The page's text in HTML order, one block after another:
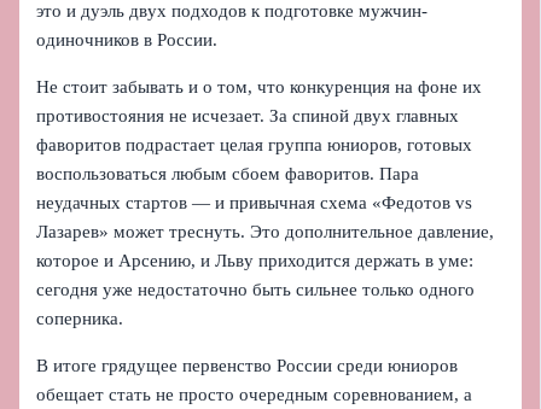
это и дуэль двух подходов к подготовке мужчин-
одиночников в России.
Не стоит забывать и о том, что конкуренция на фоне их
противостояния не исчезает. За спиной двух главных
фаворитов подрастает целая группа юниоров, готовых
воспользоваться любым сбоем фаворитов. Пара
неудачных стартов — и привычная схема «Федотов vs
Лазарев» может треснуть. Это дополнительное давление,
которое и Арсению, и Льву приходится держать в уме:
сегодня уже недостаточно быть сильнее только одного
соперника.
В итоге грядущее первенство России среди юниоров
обещает стать не просто очередным соревнованием, а